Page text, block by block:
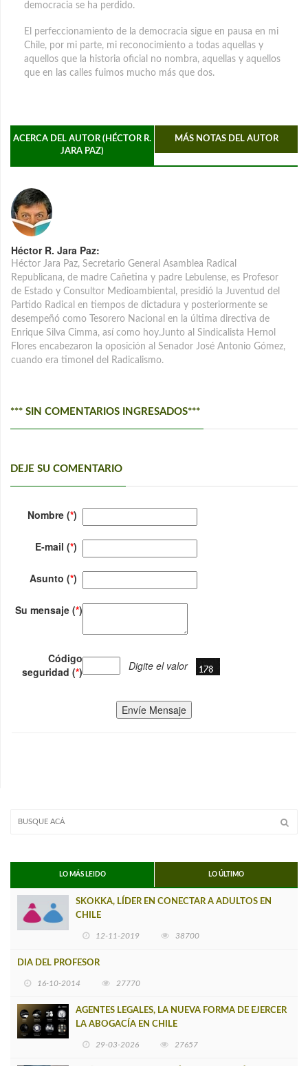
democracia se ha perdido.
El perfeccionamiento de la democracia sigue en pausa en mi
Chile, por mi parte, mi reconocimiento a todas aquellas y
aquellos que la historia oficial no nombra, aquellas y aquellos
que en las calles fuimos mucho más que dos.
ACERCA DEL AUTOR (HÉCTOR R.
JARA PAZ)
MÁS NOTAS DEL AUTOR
Héctor R. Jara Paz:
Héctor Jara Paz, Secretario General Asamblea Radical
Republicana, de madre Cañetina y padre Lebulense, es Profesor
de Estado y Consultor Medioambiental, presidió la Juventud del
Partido Radical en tiempos de dictadura y posteriormente se
desempeñó como Tesorero Nacional en la última directiva de
Enrique Silva Cimma, así como hoy.Junto al Sindicalista Hernol
Flores encabezaron la oposición al Senador José Antonio Gómez,
cuando era timonel del Radicalismo.
*** SIN COMENTARIOS INGRESADOS***
DEJE SU COMENTARIO
Nombre (*)
E-mail (*)
Asunto (*)
Su mensaje (*)
Código
seguridad (*) Digite el valor
Envíe Mensaje
LO MÁS LEIDO LO ÚLTIMO
SKOKKA, LÍDER EN CONECTAR A ADULTOS EN
CHILE
12-11-2019 38700
DIA DEL PROFESOR
16-10-2014 27770
AGENTES LEGALES, LA NUEVA FORMA DE EJERCER
LA ABOGACÍA EN CHILE
29-03-2026 27657